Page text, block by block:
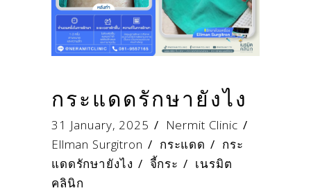
กระแดดรักษายังไง
31 January, 2025
Nermit Clinic
Ellman Surgitron / กระแดด / กระ
แดดรักษายังไง / จี้กระ / เนรมิต
คลินิก